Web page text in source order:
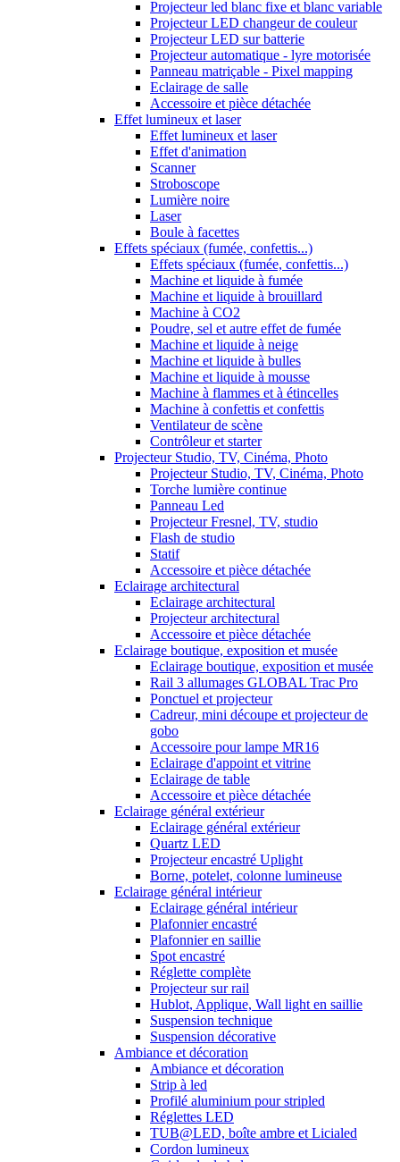
Projecteur led blanc fixe et blanc variable
Projecteur LED changeur de couleur
Projecteur LED sur batterie
Projecteur automatique - lyre motorisée
Panneau matriçable - Pixel mapping
Eclairage de salle
Accessoire et pièce détachée
Effet lumineux et laser
Effet lumineux et laser
Effet d'animation
Scanner
Stroboscope
Lumière noire
Laser
Boule à facettes
Effets spéciaux (fumée, confettis...)
Effets spéciaux (fumée, confettis...)
Machine et liquide à fumée
Machine et liquide à brouillard
Machine à CO2
Poudre, sel et autre effet de fumée
Machine et liquide à neige
Machine et liquide à bulles
Machine et liquide à mousse
Machine à flammes et à étincelles
Machine à confettis et confettis
Ventilateur de scène
Contrôleur et starter
Projecteur Studio, TV, Cinéma, Photo
Projecteur Studio, TV, Cinéma, Photo
Torche lumière continue
Panneau Led
Projecteur Fresnel, TV, studio
Flash de studio
Statif
Accessoire et pièce détachée
Eclairage architectural
Eclairage architectural
Projecteur architectural
Accessoire et pièce détachée
Eclairage boutique, exposition et musée
Eclairage boutique, exposition et musée
Rail 3 allumages GLOBAL Trac Pro
Ponctuel et projecteur
Cadreur, mini découpe et projecteur de
gobo
Accessoire pour lampe MR16
Eclairage d'appoint et vitrine
Eclairage de table
Accessoire et pièce détachée
Eclairage général extérieur
Eclairage général extérieur
Quartz LED
Projecteur encastré Uplight
Borne, potelet, colonne lumineuse
Eclairage général intérieur
Eclairage général intérieur
Plafonnier encastré
Plafonnier en saillie
Spot encastré
Réglette complète
Projecteur sur rail
Hublot, Applique, Wall light en saillie
Suspension technique
Suspension décorative
Ambiance et décoration
Ambiance et décoration
Strip à led
Profilé aluminium pour stripled
Réglettes LED
TUB@LED, boîte ambre et Licialed
Cordon lumineux